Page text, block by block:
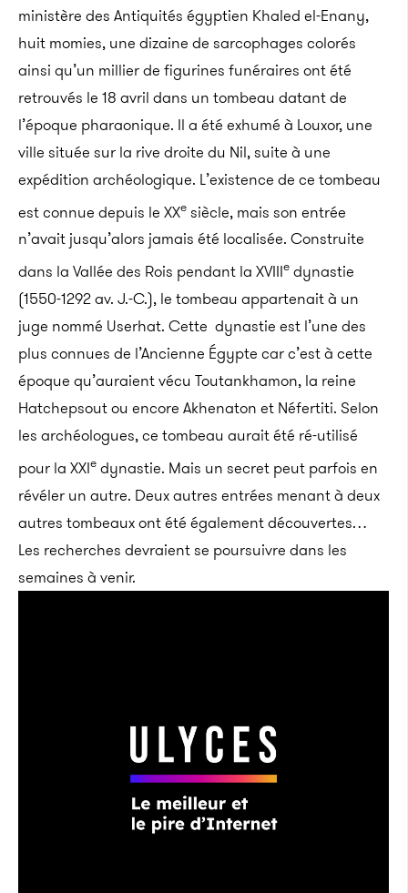
ministère des Antiquités égyptien Khaled el-Enany,
huit momies, une dizaine de sarcophages colorés
ainsi qu’un millier de figurines funéraires ont été
retrouvés le 18 avril dans un tombeau datant de
l’époque pharaonique. Il a été exhumé à Louxor, une
ville située sur la rive droite du Nil, suite à une
expédition archéologique. L’existence de ce tombeau
est connue depuis le XXe siècle, mais son entrée
n’avait jusqu’alors jamais été localisée. Construite
dans la Vallée des Rois pendant la XVIIIe dynastie
(1550-1292 av. J.-C.), le tombeau appartenait à un
juge nommé Userhat. Cette dynastie est l’une des
plus connues de l’Ancienne Égypte car c’est à cette
époque qu’auraient vécu Toutankhamon, la reine
Hatchepsout ou encore Akhenaton et Néfertiti. Selon
les archéologues, ce tombeau aurait été ré-utilisé
pour la XXIe dynastie. Mais un secret peut parfois en
révéler un autre. Deux autres entrées menant à deux
autres tombeaux ont été également découvertes…
Les recherches devraient se poursuivre dans les
semaines à venir.